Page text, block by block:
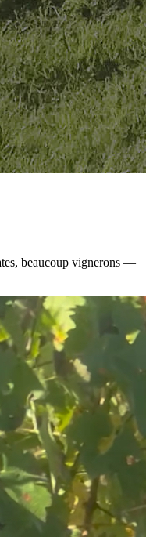
beaucoup vignerons —